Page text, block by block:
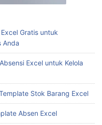
Gratis untuk
Anda
Excel untuk Kelola
Stok Barang Excel
Absen Excel